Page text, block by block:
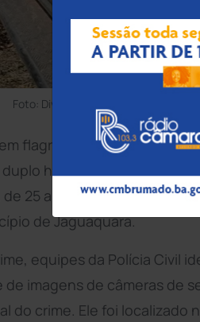
Foto: Divulgação/Polícia Civil
flagrante pelaPolícia Civil
homicídio de Sergio
25 anos, ocorrido no
de Jaguaquara.
equipes da Polícia Civil
imagens de câmeras de
do crime. Ele foi localizado